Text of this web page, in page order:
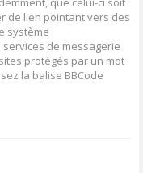
de lien pointant vers des
système
de messagerie
protégés par un mot
la balise BBCode